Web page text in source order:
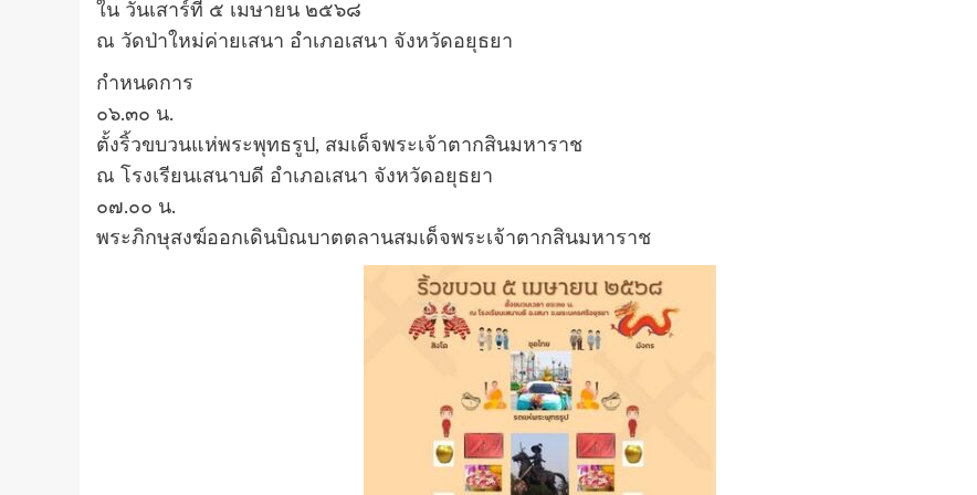
ใน วันเสาร์ที่ ๕ เมษายน ๒๕๖๘
ณ วัดป่าใหม่ค่ายเสนา อำเภอเสนา จังหวัดอยุธยา
กำหนดการ
๐๖.๓๐ น.
ตั้งริ้วขบวนแห่พระพุทธรูป, สมเด็จพระเจ้าตากสินมหาราช
ณ โรงเรียนเสนาบดี อำเภอเสนา จังหวัดอยุธยา
๐๗.๐๐ น.
พระภิกษุสงฆ์ออกเดินบิณบาตตลานสมเด็จพระเจ้าตากสินมหาราช